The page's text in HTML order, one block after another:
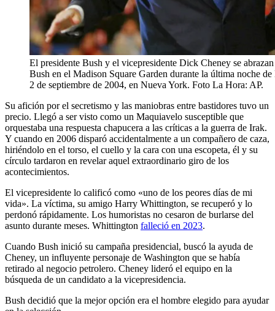
El presidente Bush y el vicepresidente Dick Cheney se
Bush en el Madison Square Garden durante la última noche
2 de septiembre de 2004, en Nueva York. Foto La Hora: AP.
Su afición por el secretismo y las maniobras entre bastidores tuvo un
precio. Llegó a ser visto como un Maquiavelo susceptible que
orquestaba una respuesta chapucera a las críticas a la guerra de Irak.
Y cuando en 2006 disparó accidentalmente a un compañero de caza,
hiriéndolo en el torso, el cuello y la cara con una escopeta, él y su
círculo tardaron en revelar aquel extraordinario giro de los
acontecimientos.
El vicepresidente lo calificó como «uno de los peores días de mi
vida». La víctima, su amigo Harry Whittington, se recuperó y lo
perdonó rápidamente. Los humoristas no cesaron de burlarse del
asunto durante meses. Whittington falleció en 2023.
Cuando Bush inició su campaña presidencial, buscó la ayuda de
Cheney, un influyente personaje de Washington que se había
retirado al negocio petrolero. Cheney lideró el equipo en la
búsqueda de un candidato a la vicepresidencia.
Bush decidió que la mejor opción era el hombre elegido para ayudar